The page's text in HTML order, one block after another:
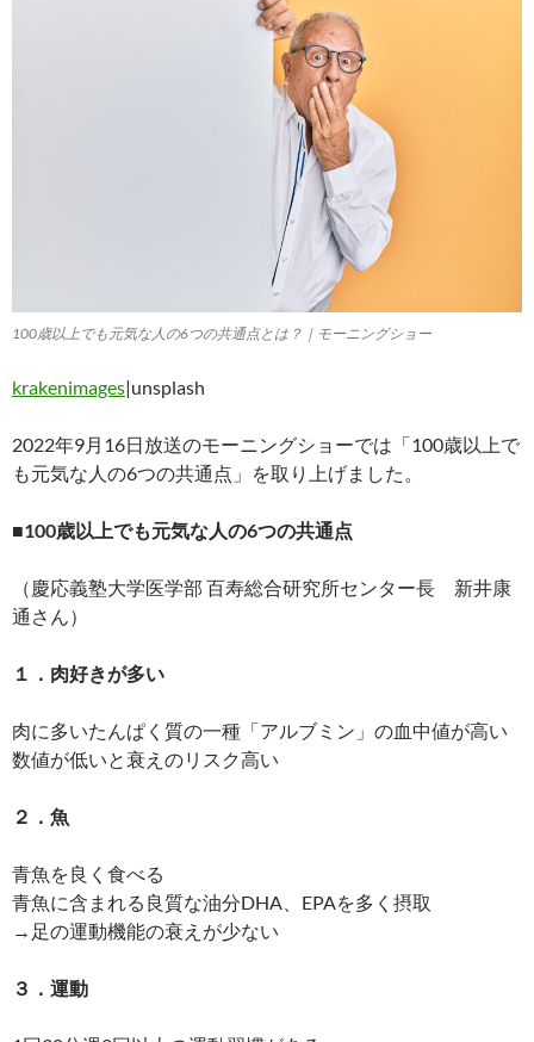
100歳以上でも元気な人の6つの共通点とは？｜モーニングショー
krakenimages|unsplash
2022年9月16日放送のモーニングショーでは「100歳以上で
も元気な人の6つの共通点」を取り上げました。
■100歳以上でも元気な人の6つの共通点
（慶応義塾大学医学部 百寿総合研究所センター長 新井康
通さん）
１．肉好きが多い
肉に多いたんぱく質の一種「アルブミン」の血中値が高い
数値が低いと衰えのリスク高い
２．魚
青魚を良く食べる
青魚に含まれる良質な油分DHA、EPAを多く摂取
→足の運動機能の衰えが少ない
３．運動